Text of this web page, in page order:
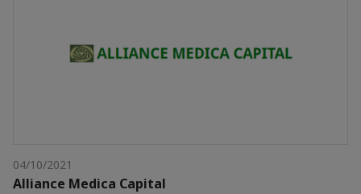
04/10/2021
Alliance Medica Capital